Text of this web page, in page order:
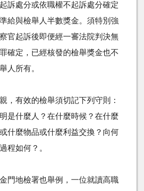
訴處分或依職權不起訴處分確定
給與檢舉人半數獎金。須特別強
官起訴後即便經一審法院判決無
確定，已經核發的檢舉獎金也不
人所有。
，有效的檢舉須切記下列守則：
是什麼人？在什麼時候？在什麼
什麼物品或什麼利益交換？向何
程如何？。
門地檢署也舉例，一位就讀高職